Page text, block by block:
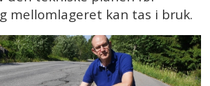
mellomlageret kan tas i bruk.